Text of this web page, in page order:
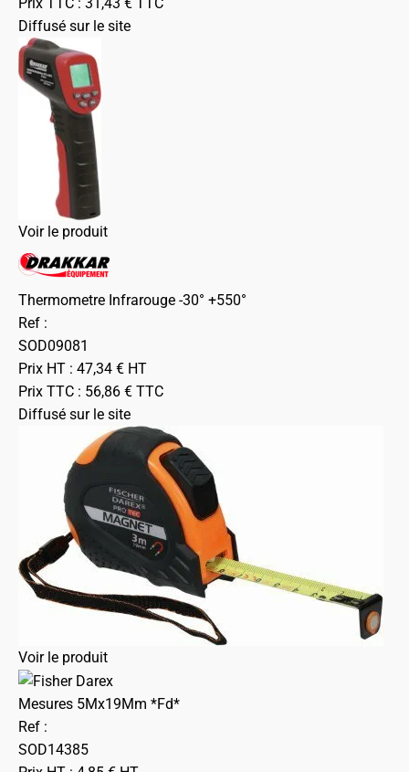
Diffusé sur le site
Voir le produit
Thermometre Infrarouge -30° +550°
Ref :
SOD09081
Prix HT : 47,34 € HT
Prix TTC : 56,86 € TTC
Diffusé sur le site
Voir le produit
Mesures 5Mx19Mm *Fd*
Ref :
SOD14385